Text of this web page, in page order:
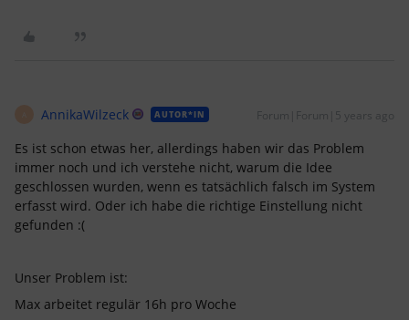
AnnikaWilzeck AUTOR*IN Forum|Forum|5 years ago
Es ist schon etwas her, allerdings haben wir das Problem
immer noch und ich verstehe nicht, warum die Idee
geschlossen wurden, wenn es tatsächlich falsch im System
erfasst wird. Oder ich habe die richtige Einstellung nicht
gefunden :(
Unser Problem ist:
Max arbeitet regulär 16h pro Woche